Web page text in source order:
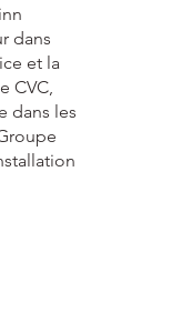
dans
et la
CVC,
dans les